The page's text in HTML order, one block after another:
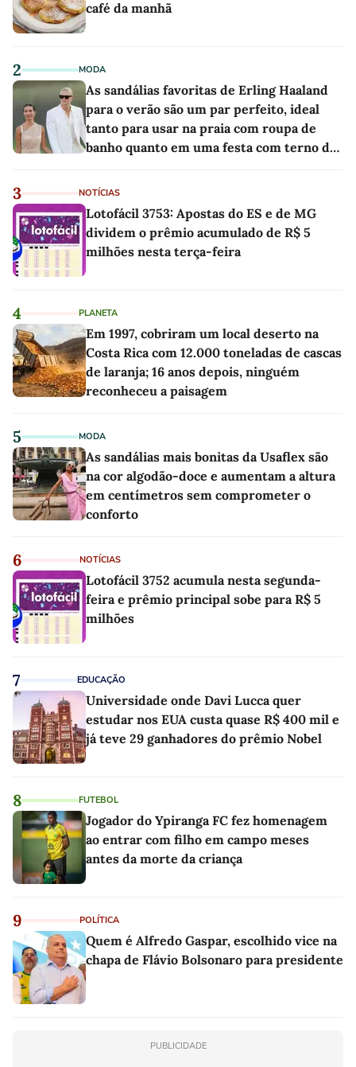
café da manhã
2 MODA
As sandálias favoritas de Erling Haaland
para o verão são um par perfeito, ideal
tanto para usar na praia com roupa de
banho quanto em uma festa com terno de
3 NOTÍCIAS
Lotofácil 3753: Apostas do ES e de MG
dividem o prêmio acumulado de R$ 5
milhões nesta terça-feira
4 PLANETA
Em 1997, cobriram um local deserto na
Costa Rica com 12.000 toneladas de cascas
de laranja; 16 anos depois, ninguém
reconheceu a paisagem
5 MODA
As sandálias mais bonitas da Usaflex são
na cor algodão-doce e aumentam a altura
em centímetros sem comprometer o
conforto
6 NOTÍCIAS
Lotofácil 3752 acumula nesta segunda-
feira e prêmio principal sobe para R$ 5
milhões
7 EDUCAÇÃO
Universidade onde Davi Lucca quer
estudar nos EUA custa quase R$ 400 mil e
já teve 29 ganhadores do prêmio Nobel
8 FUTEBOL
Jogador do Ypiranga FC fez homenagem
ao entrar com filho em campo meses
antes da morte da criança
9 POLÍTICA
Quem é Alfredo Gaspar, escolhido vice na
chapa de Flávio Bolsonaro para presidente
PUBLICIDADE